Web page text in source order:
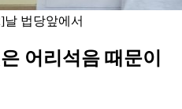
법당앞에서
어리석음 때문이